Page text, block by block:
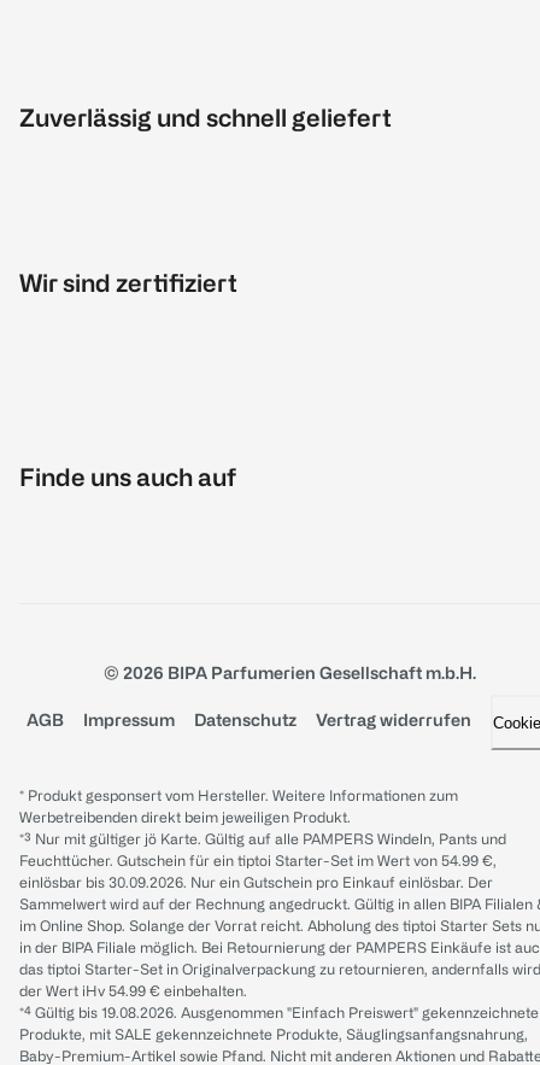
Zuverlässig und schnell geliefert
Wir sind zertifiziert
Finde uns auch auf
© 2026 BIPA Parfumerien Gesellschaft m.b.H.
AGB Impressum Datenschutz Vertrag widerrufen
* Produkt gesponsert vom Hersteller. Weitere Informationen zum
Werbetreibenden direkt beim jeweiligen Produkt.
*³ Nur mit gültiger jö Karte. Gültig auf alle PAMPERS Windeln, Pants und
Feuchttücher. Gutschein für ein tiptoi Starter-Set im Wert von 54.99 €,
einlösbar bis 30.09.2026. Nur ein Gutschein pro Einkauf einlösbar. Der
Sammelwert wird auf der Rechnung angedruckt. Gültig in allen BIPA Filialen
im Online Shop. Solange der Vorrat reicht. Abholung des tiptoi Starter Sets
in der BIPA Filiale möglich. Bei Retournierung der PAMPERS Einkäufe ist
das tiptoi Starter-Set in Originalverpackung zu retournieren, andernfalls wird
der Wert iHv 54.99 € einbehalten.
*⁴ Gültig bis 19.08.2026. Ausgenommen "Einfach Preiswert" gekennzeichnete
Produkte, mit SALE gekennzeichnete Produkte, Säuglingsanfangsnahrung,
Baby-Premium-Artikel sowie Pfand. Nicht mit anderen Aktionen und